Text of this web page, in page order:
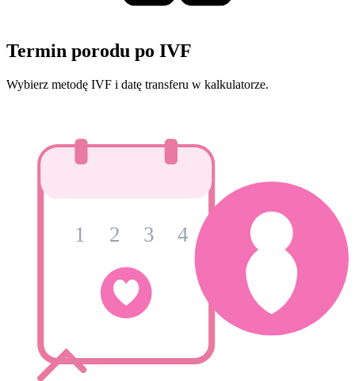
Termin porodu po IVF
Wybierz metodę IVF i datę transferu w kalkulatorze.
1 2 3 4